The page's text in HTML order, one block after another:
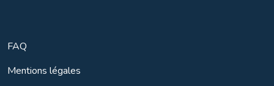
FAQ
Mentions légales